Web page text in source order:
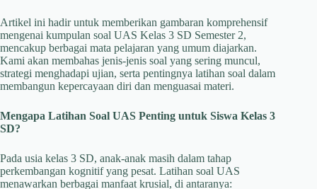
Artikel ini hadir untuk memberikan gambaran komprehensif
mengenai kumpulan soal UAS Kelas 3 SD Semester 2,
mencakup berbagai mata pelajaran yang umum diajarkan.
Kami akan membahas jenis-jenis soal yang sering muncul,
strategi menghadapi ujian, serta pentingnya latihan soal dalam
membangun kepercayaan diri dan menguasai materi.
Mengapa Latihan Soal UAS Penting untuk Siswa Kelas 3
SD?
Pada usia kelas 3 SD, anak-anak masih dalam tahap
perkembangan kognitif yang pesat. Latihan soal UAS
menawarkan berbagai manfaat krusial, di antaranya: